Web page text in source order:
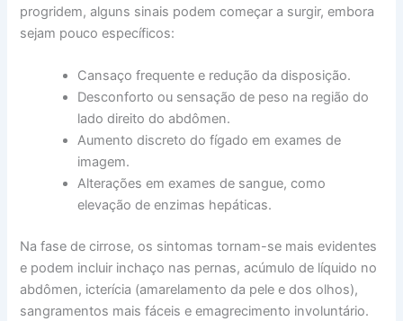
progridem, alguns sinais podem começar a surgir, embora
sejam pouco específicos:
Cansaço frequente e redução da disposição.
Desconforto ou sensação de peso na região do
lado direito do abdômen.
Aumento discreto do fígado em exames de
imagem.
Alterações em exames de sangue, como
elevação de enzimas hepáticas.
Na fase de cirrose, os sintomas tornam-se mais evidentes
e podem incluir inchaço nas pernas, acúmulo de líquido no
abdômen, icterícia (amarelamento da pele e dos olhos),
sangramentos mais fáceis e emagrecimento involuntário.